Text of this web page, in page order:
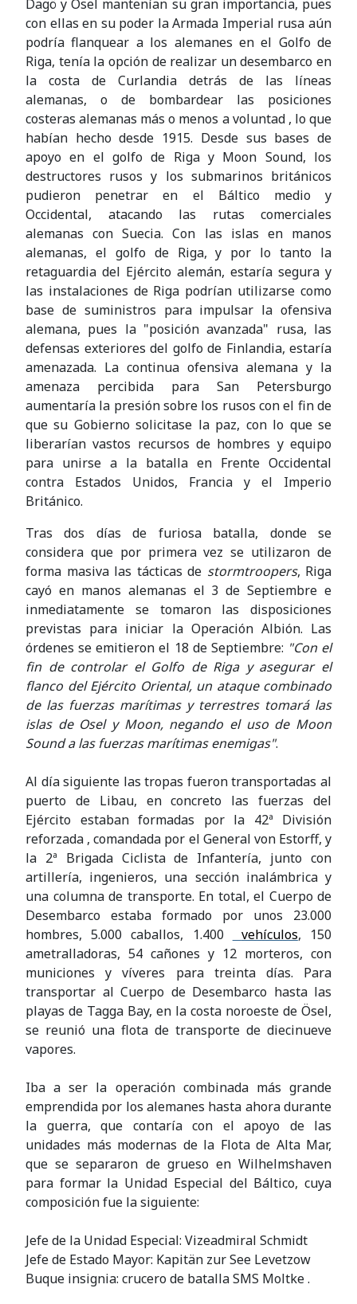
Dagö y Ösel mantenían su gran importancia, pues
con ellas en su poder la Armada Imperial rusa aún
podría flanquear a los alemanes en el Golfo de
Riga, tenía la opción de realizar un desembarco en
la costa de Curlandia detrás de las líneas
alemanas, o de bombardear las posiciones
costeras alemanas más o menos a voluntad , lo que
habían hecho desde 1915. Desde sus bases de
apoyo en el golfo de Riga y Moon Sound, los
destructores rusos y los submarinos británicos
pudieron penetrar en el Báltico medio y
Occidental, atacando las rutas comerciales
alemanas con Suecia. Con las islas en manos
alemanas, el golfo de Riga, y por lo tanto la
retaguardia del Ejército alemán, estaría segura y
las instalaciones de Riga podrían utilizarse como
base de suministros para impulsar la ofensiva
alemana, pues la "posición avanzada" rusa, las
defensas exteriores del golfo de Finlandia, estaría
amenazada. La continua ofensiva alemana y la
amenaza percibida para San Petersburgo
aumentaría la presión sobre los rusos con el fin de
que su Gobierno solicitase la paz, con lo que se
liberarían vastos recursos de hombres y equipo
para unirse a la batalla en Frente Occidental
contra Estados Unidos, Francia y el Imperio
Británico.
Tras dos días de furiosa batalla, donde se
considera que por primera vez se utilizaron de
forma masiva las tácticas de stormtroopers, Riga
cayó en manos alemanas el 3 de Septiembre e
inmediatamente se tomaron las disposiciones
previstas para iniciar la Operación Albión. Las
órdenes se emitieron el 18 de Septiembre: "Con el
fin de controlar el Golfo de Riga y asegurar el
flanco del Ejército Oriental, un ataque combinado
de las fuerzas marítimas y terrestres tomará las
islas de Osel y Moon, negando el uso de Moon
Sound a las fuerzas marítimas enemigas".
Al día siguiente las tropas fueron transportadas al
puerto de Libau, en concreto las fuerzas del
Ejército estaban formadas por la 42ª División
reforzada , comandada por el General von Estorff, y
la 2ª Brigada Ciclista de Infantería, junto con
artillería, ingenieros, una sección inalámbrica y
una columna de transporte. En total, el Cuerpo de
Desembarco estaba formado por unos 23.000
hombres, 5.000 caballos, 1.400
vehículos, 150
ametralladoras, 54 cañones y 12 morteros, con
municiones y víveres para treinta días. Para
transportar al Cuerpo de Desembarco hasta las
playas de Tagga Bay, en la costa noroeste de Ösel,
se reunió una flota de transporte de diecinueve
vapores.
Iba a ser la operación combinada más grande
emprendida por los alemanes hasta ahora durante
la guerra, que contaría con el apoyo de las
unidades más modernas de la Flota de Alta Mar,
que se separaron de grueso en Wilhelmshaven
para formar la Unidad Especial del Báltico, cuya
composición fue la siguiente:
Jefe de la Unidad Especial: Vizeadmiral Schmidt
Jefe de Estado Mayor: Kapitän zur See Levetzow
Buque insignia: crucero de batalla SMS Moltke .